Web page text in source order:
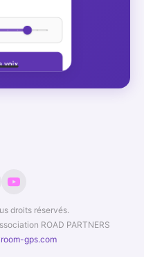
droits réservés.
ROAD PARTNERS
gps.com